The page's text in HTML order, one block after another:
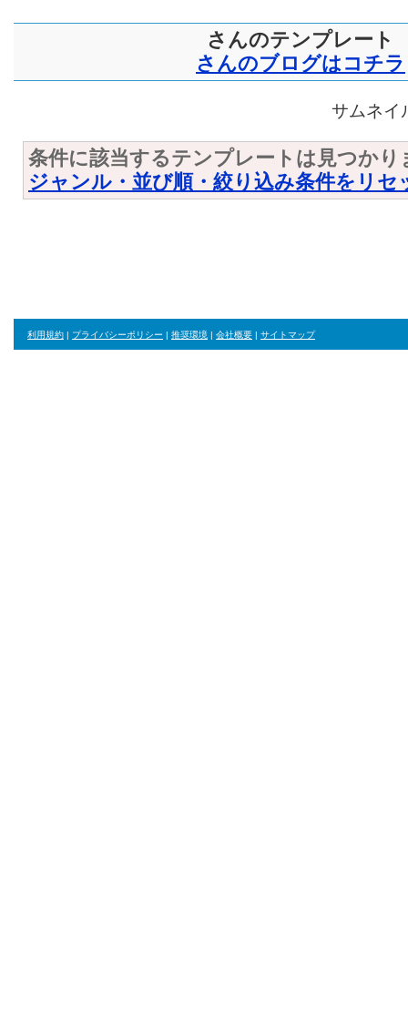
さんのテンプレート
さんのブログはコチラ
サムネイ
条件に該当するテンプレートは見つかり
ジャンル・並び順・絞り込み条件をリセ
利用規約 | プライバシーポリシー | 推奨環境 | 会社概要 | サイトマップ